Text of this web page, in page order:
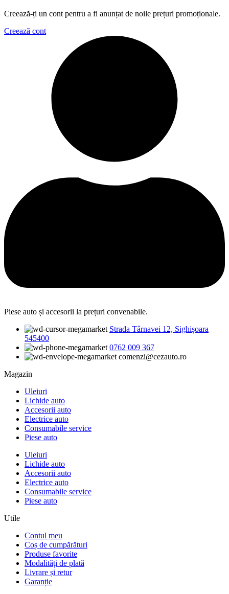
Creează-ți un cont pentru a fi anunțat de noile prețuri promoționale.
Creează cont
Piese auto și accesorii la prețuri convenabile.
Strada Târnavei 12, Sighișoara
545400
0762 009 367
comenzi@cezauto.ro
Magazin
Uleiuri
Lichide auto
Accesorii auto
Electrice auto
Consumabile service
Piese auto
Uleiuri
Lichide auto
Accesorii auto
Electrice auto
Consumabile service
Piese auto
Utile
Contul meu
Coș de cumpărături
Produse favorite
Modalități de plată
Livrare și retur
Garanție